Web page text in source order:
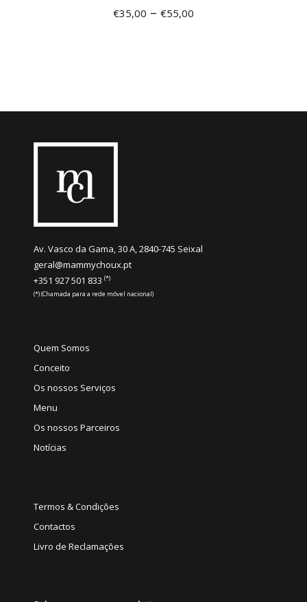
€35,00 – €55,00
Av. Vasco da Gama, 30 A, 2840-745 Seixal
geral@mammychoux.pt
+351 927 501 833 (*)
(*) (Chamada para a rede móvel nacional)
Quem Somos
Conceito
Os nossos Serviços
Menu
Os nossos Parceiros
Notícias
Termos & Condições
Contactos
Livro de Reclamações